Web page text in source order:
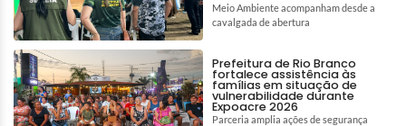
Meio Ambiente acompanham desde a
cavalgada de abertura
Prefeitura de Rio Branco
fortalece assistência às
famílias em situação de
vulnerabilidade durante
Expoacre 2026
Parceria amplia ações de segurança